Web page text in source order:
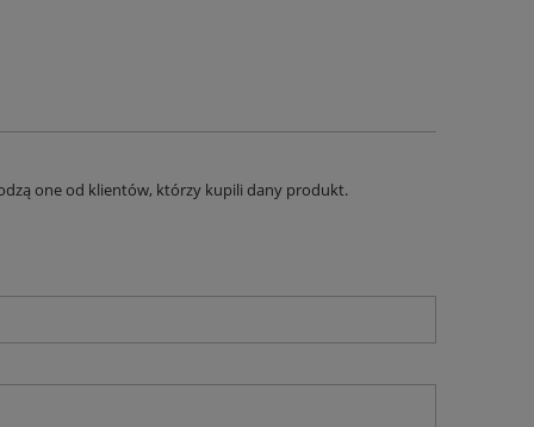
one od klientów, którzy kupili dany produkt.